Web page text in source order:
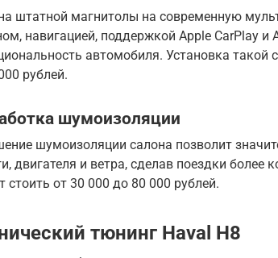
штатной магнитолы на современную
навигацией, поддержкой Apple CarPlay и
автомобиля. Установка такой
рублей.
шумоизоляции
шумоизоляции салона позволит
двигателя и ветра, сделав поездки
стоить от 30 000 до 80 000 рублей.
тюнинг Haval H8